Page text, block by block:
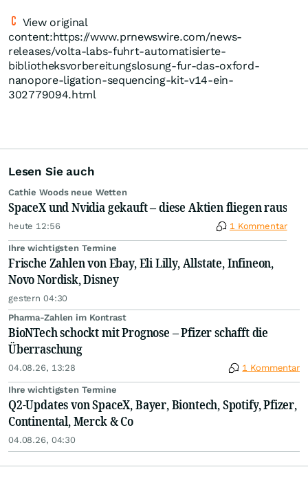
View original
content:https://www.prnewswire.com/news-
releases/volta-labs-fuhrt-automatisierte-
bibliotheksvorbereitungslosung-fur-das-oxford-
nanopore-ligation-sequencing-kit-v14-ein-
302779094.html
Lesen Sie auch
Cathie Woods neue Wetten
SpaceX und Nvidia gekauft – diese Aktien fliegen raus
heute 12:56 1 Kommentar
Ihre wichtigsten Termine
Frische Zahlen von Ebay, Eli Lilly, Allstate, Infineon,
Novo Nordisk, Disney
gestern 04:30
Pharma-Zahlen im Kontrast
BioNTech schockt mit Prognose – Pfizer schafft die
Überraschung
04.08.26, 13:28 1 Kommentar
Ihre wichtigsten Termine
Q2-Updates von SpaceX, Bayer, Biontech, Spotify, Pfizer,
Continental, Merck & Co
04.08.26, 04:30